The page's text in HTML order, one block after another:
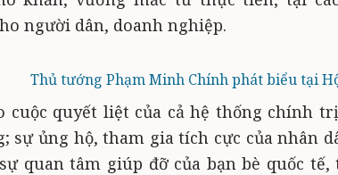
người dân, doanh nghiệp.
Thủ tướng Phạm Minh Chính phát biểu tại
cuộc quyết liệt của cả hệ thống chính
sự ủng hộ, tham gia tích cực của nhân
quan tâm giúp đỡ của bạn bè quốc